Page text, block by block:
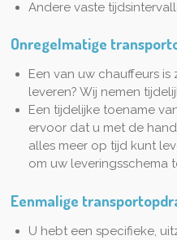
Andere vaste
Onregelmatige
Een van uw chauffeurs
leveren? Wij nemen
Een tijdelijke toename
ervoor dat u met de
alles meer op tijd kunt
om uw leveringsschema
Eenmalige
U hebt een specifieke,